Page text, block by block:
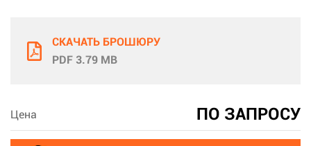
СКАЧАТЬ БРОШЮРУ
PDF 3.79 MB
Цена ПО ЗАПРОСУ